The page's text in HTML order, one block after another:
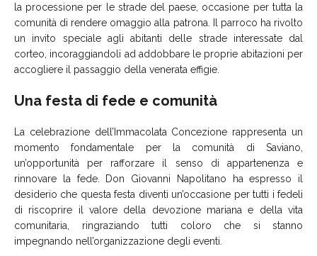
la processione per le strade del paese, occasione per tutta la
comunità di rendere omaggio alla patrona. Il parroco ha rivolto
un invito speciale agli abitanti delle strade interessate dal
corteo, incoraggiandoli ad addobbare le proprie abitazioni per
accogliere il passaggio della venerata effigie.
Una festa di fede e comunità
La celebrazione dell’Immacolata Concezione rappresenta un
momento fondamentale per la comunità di Saviano,
un’opportunità per rafforzare il senso di appartenenza e
rinnovare la fede. Don Giovanni Napolitano ha espresso il
desiderio che questa festa diventi un’occasione per tutti i fedeli
di riscoprire il valore della devozione mariana e della vita
comunitaria, ringraziando tutti coloro che si stanno
impegnando nell’organizzazione degli eventi.